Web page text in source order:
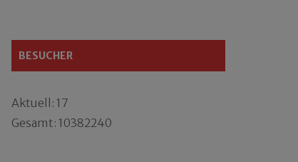
BESUCHER
Aktuell: 17
Gesamt: 10382240